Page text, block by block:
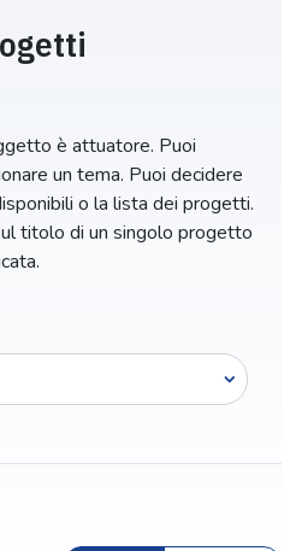
è attuatore. Puoi
un tema. Puoi decidere
o la lista dei progetti.
titolo di un singolo progetto